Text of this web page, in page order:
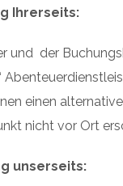
Ihrerseits:
und der
einen
nicht vor Ort
unserseits: